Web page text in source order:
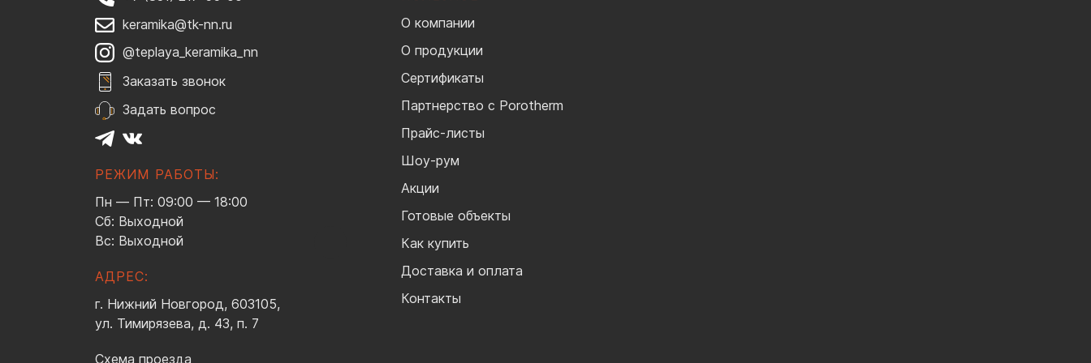
keramika@tk-nn.ru
@teplaya_keramika_nn
Заказать звонок
Задать вопрос
РЕЖИМ РАБОТЫ:
Пн — Пт: 09:00 — 18:00
Сб: Выходной
Вс: Выходной
АДРЕС:
г. Нижний Новгород, 603105,
ул. Тимирязева, д. 43, п. 7
Схема проезда
О компании
О продукции
Сертификаты
Партнерство с Porotherm
Прайс-листы
Шоу-рум
Акции
Готовые объекты
Как купить
Доставка и оплата
Контакты